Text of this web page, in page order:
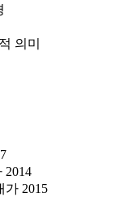
의미
2014
가 2015